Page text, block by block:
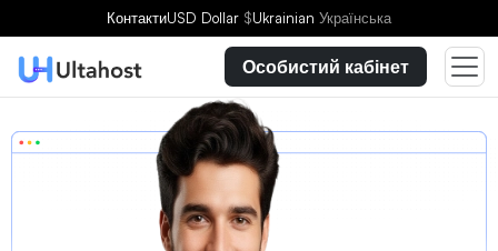
КонтактиUSD Dollar $Ukrainian Українська
Особистий кабінет